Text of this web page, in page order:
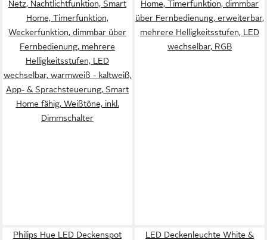
Netz, Nachtlichtfunktion, Smart
Home, Timerfunktion,
Weckerfunktion, dimmbar über
Fernbedienung, mehrere
Helligkeitsstufen, LED
wechselbar, warmweiß - kaltweiß,
App- & Sprachsteuerung, Smart
Home fähig, Weißtöne, inkl.
Dimmschalter
Home, Timerfunktion, dimmbar
über Fernbedienung, erweiterbar,
mehrere Helligkeitsstufen, LED
wechselbar, RGB
Philips Hue LED Deckenspot
LED Deckenleuchte White &